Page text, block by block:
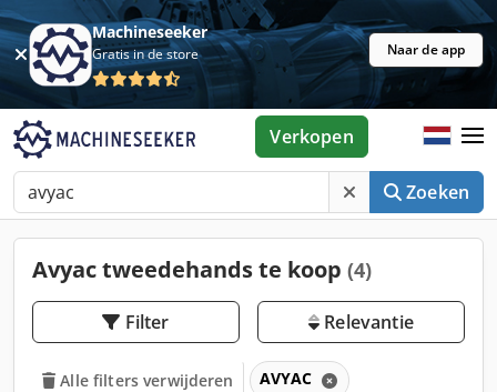
Machineseeker
Gratis in de store Naar de app
Zoeken
Verkopen
Avyac tweedehands te koop (4)
Filter Relevantie
Alle filters verwijderen AVYAC